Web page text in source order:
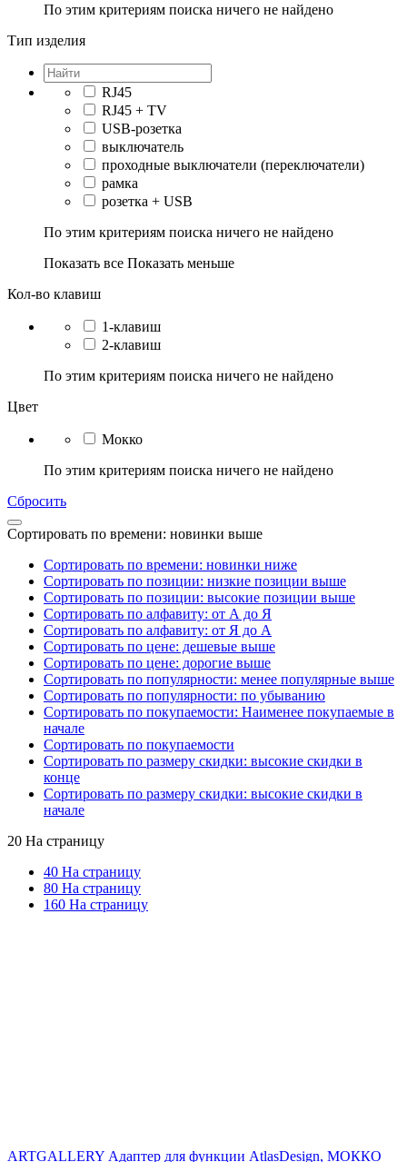
По этим критериям поиска ничего не найдено
Тип изделия
RJ45
RJ45 + TV
USB-розетка
выключатель
проходные выключатели (переключатели)
рамка
розетка + USB
По этим критериям поиска ничего не найдено
Показать все Показать меньше
Кол-во клавиш
1-клавиш
2-клавиш
По этим критериям поиска ничего не найдено
Цвет
Мокко
По этим критериям поиска ничего не найдено
Сбросить
Сортировать по времени: новинки выше
Сортировать по времени: новинки ниже
Сортировать по позиции: низкие позиции выше
Сортировать по позиции: высокие позиции выше
Сортировать по алфавиту: от А до Я
Сортировать по алфавиту: от Я до А
Сортировать по цене: дешевые выше
Сортировать по цене: дорогие выше
Сортировать по популярности: менее популярные выше
Сортировать по популярности: по убыванию
Сортировать по покупаемости: Наименее покупаемые в
начале
Сортировать по покупаемости
Сортировать по размеру скидки: высокие скидки в
конце
Сортировать по размеру скидки: высокие скидки в
начале
20 На страницу
40 На страницу
80 На страницу
160 На страницу
ARTGALLERY Адаптер для функции AtlasDesign, МОККО